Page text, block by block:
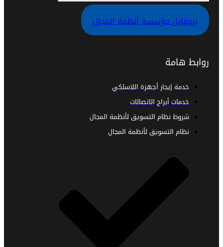
بروفايل مؤسسة أنظمة المجال
روابط هامة
خدمة إيجار أجهزة اللاسلكي
خدمات أبراج الاتصالات
شروط نظام التسويق لأنظمة المجال
نظام التسويق لأنظمة المجال